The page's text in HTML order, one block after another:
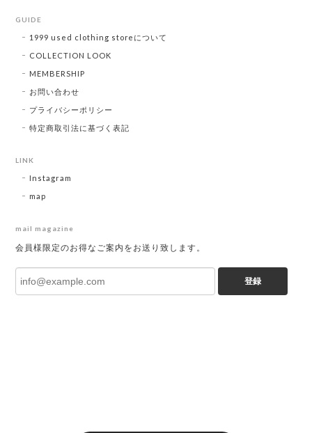
GUIDE
1999 used clothing storeについて
COLLECTION LOOK
MEMBERSHIP
お問い合わせ
プライバシーポリシー
特定商取引法に基づく表記
LINK
Instagram
map
mail magazine
会員様限定のお得なご案内をお送り致します。
登録